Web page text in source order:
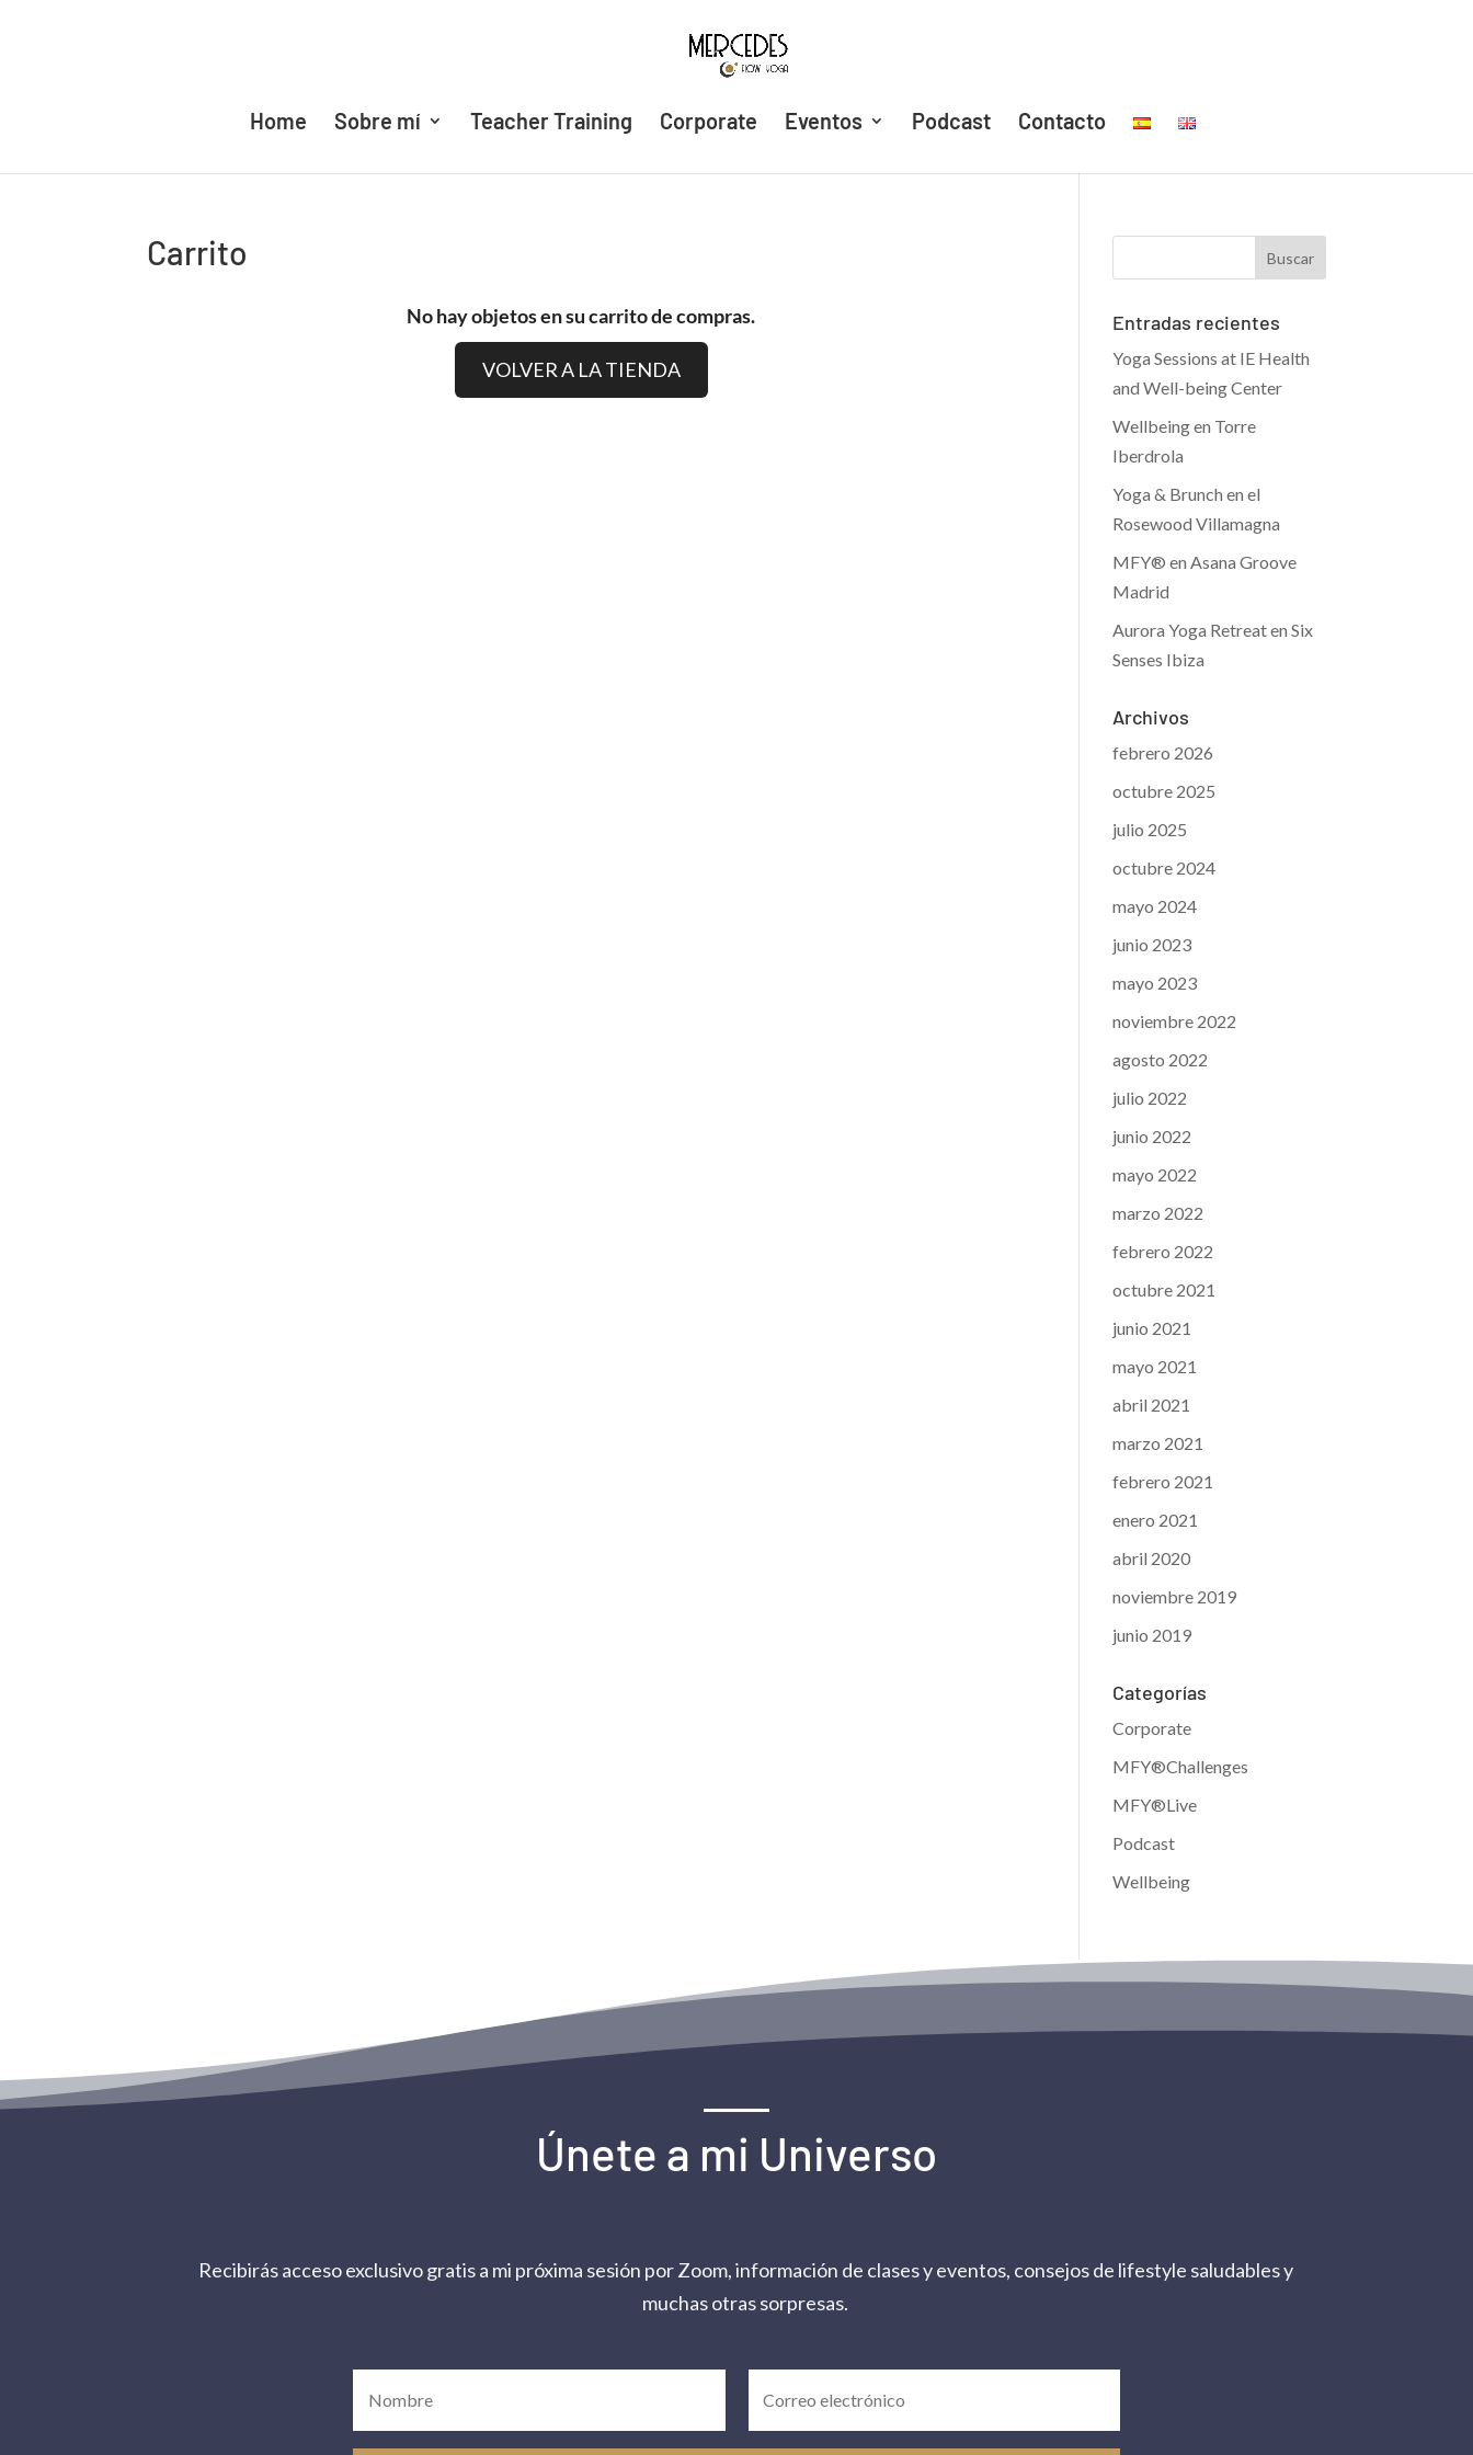
Home Sobre mí Teacher Training Corporate Eventos Podcast Contacto
Carrito
No hay objetos en su carrito de compras.
VOLVER A LA TIENDA
Entradas recientes
Yoga Sessions at IE Health
and Well-being Center
Wellbeing en Torre
Iberdrola
Yoga & Brunch en el
Rosewood Villamagna
MFY® en Asana Groove
Madrid
Aurora Yoga Retreat en Six
Senses Ibiza
Archivos
febrero 2026
octubre 2025
julio 2025
octubre 2024
mayo 2024
junio 2023
mayo 2023
noviembre 2022
agosto 2022
julio 2022
junio 2022
mayo 2022
marzo 2022
febrero 2022
octubre 2021
junio 2021
mayo 2021
abril 2021
marzo 2021
febrero 2021
enero 2021
abril 2020
noviembre 2019
junio 2019
Categorías
Corporate
MFY®Challenges
MFY®Live
Podcast
Wellbeing
Únete a mi Universo
Recibirás acceso exclusivo gratis a mi próxima sesión por Zoom, información de clases y eventos, consejos de lifestyle saludables y
muchas otras sorpresas.